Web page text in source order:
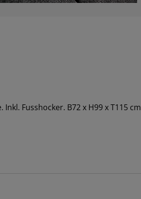
Fusshocker. B72 x H99 x T115 cm